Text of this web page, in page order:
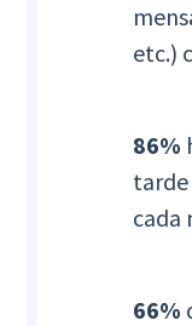
etc.)
86%
tarde
cada
66%